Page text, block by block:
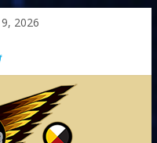
2026
do Espírito Ancestral
– Crescimento